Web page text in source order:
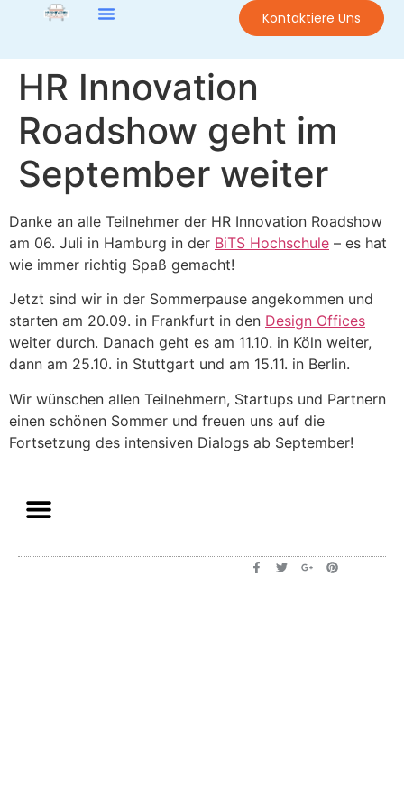
Kontaktiere Uns
HR Innovation
Roadshow geht im
September weiter
Danke an alle Teilnehmer der HR Innovation Roadshow
am 06. Juli in Hamburg in der BiTS Hochschule – es hat
wie immer richtig Spaß gemacht!
Jetzt sind wir in der Sommerpause angekommen und
starten am 20.09. in Frankfurt in den Design Offices
weiter durch. Danach geht es am 11.10. in Köln weiter,
dann am 25.10. in Stuttgart und am 15.11. in Berlin.
Wir wünschen allen Teilnehmern, Startups und Partnern
einen schönen Sommer und freuen uns auf die
Fortsetzung des intensiven Dialogs ab September!